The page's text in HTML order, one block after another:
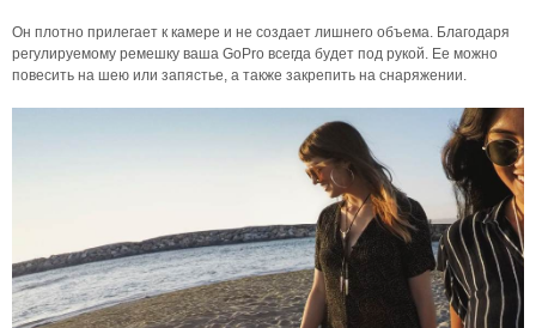
Он плотно прилегает к камере и не создает лишнего объема. Благодаря
регулируемому ремешку ваша GoPro всегда будет под рукой. Ее можно
повесить на шею или запястье, а также закрепить на снаряжении.